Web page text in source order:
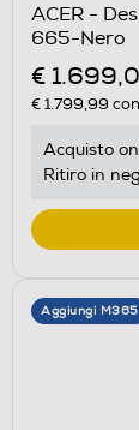
ACER -
665-Nero
€
€ 1.799,99
Acquisto
Ritiro in
Aggiungi M365